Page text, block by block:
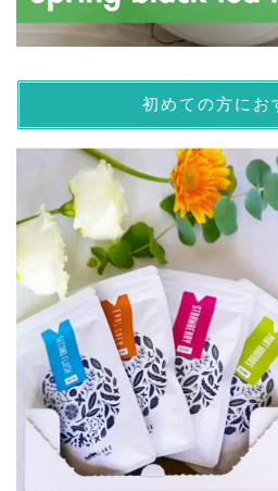
初めての方にお